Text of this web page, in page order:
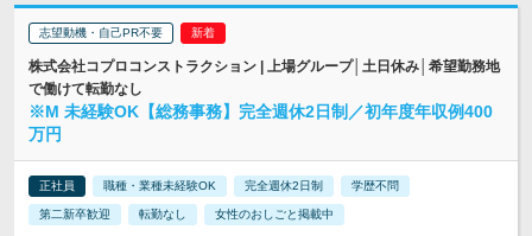
志望動機・自己PR不要
株式会社コプロコンストラクション | 上場グループ│土日休み│希望勤務地
で働けて転勤なし
※M 未経験OK【総務事務】完全週休2日制／初年度年収例400
万円
正社員 職種・業種未経験OK 完全週休2日制 学歴不問
第二新卒歓迎 転勤なし 女性のおしごと掲載中